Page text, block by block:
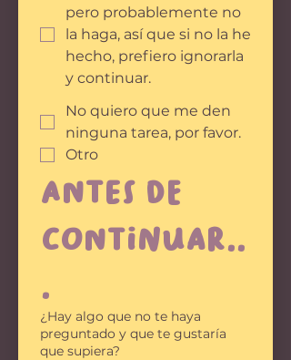
pero probablemente no
la haga, así que si no la he
hecho, prefiero ignorarla
y continuar.
No quiero que me den
ninguna tarea, por favor.
Otro
Antes de
continuar..
.
¿Hay algo que no te haya
preguntado y que te gustaría
que supiera?